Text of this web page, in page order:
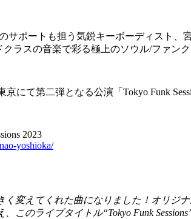
サポートも担う気鋭キーボーディスト、
クラスの音楽で彩る極上のソウル/ファン
京にて第二弾となる公演「 Tokyo Funk
2023
yoshioka/
変えてくれた曲になりました！オリジナ
このライブタイトル“Tokyo Funk